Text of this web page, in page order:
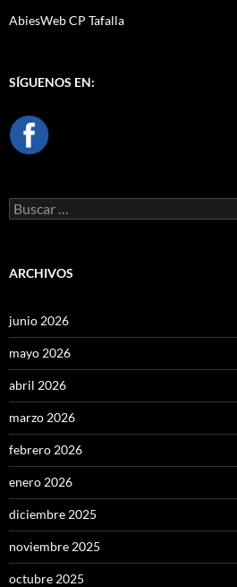
AbiesWeb CP Tafalla
SÍGUENOS EN:
Buscar:
ARCHIVOS
junio 2026
mayo 2026
abril 2026
marzo 2026
febrero 2026
enero 2026
diciembre 2025
noviembre 2025
octubre 2025